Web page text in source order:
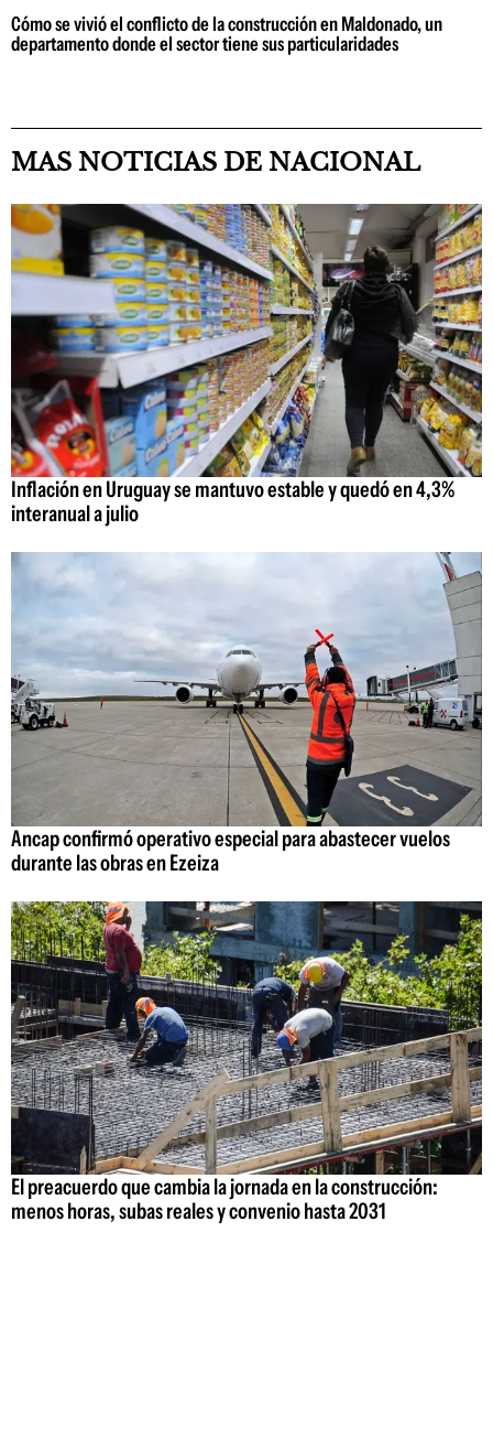
Cómo se vivió el conflicto de la construcción en Maldonado, un
departamento donde el sector tiene sus particularidades
MAS NOTICIAS DE NACIONAL
Inflación en Uruguay se mantuvo estable y quedó en 4,3%
interanual a julio
Ancap confirmó operativo especial para abastecer vuelos
durante las obras en Ezeiza
El preacuerdo que cambia la jornada en la construcción:
menos horas, subas reales y convenio hasta 2031